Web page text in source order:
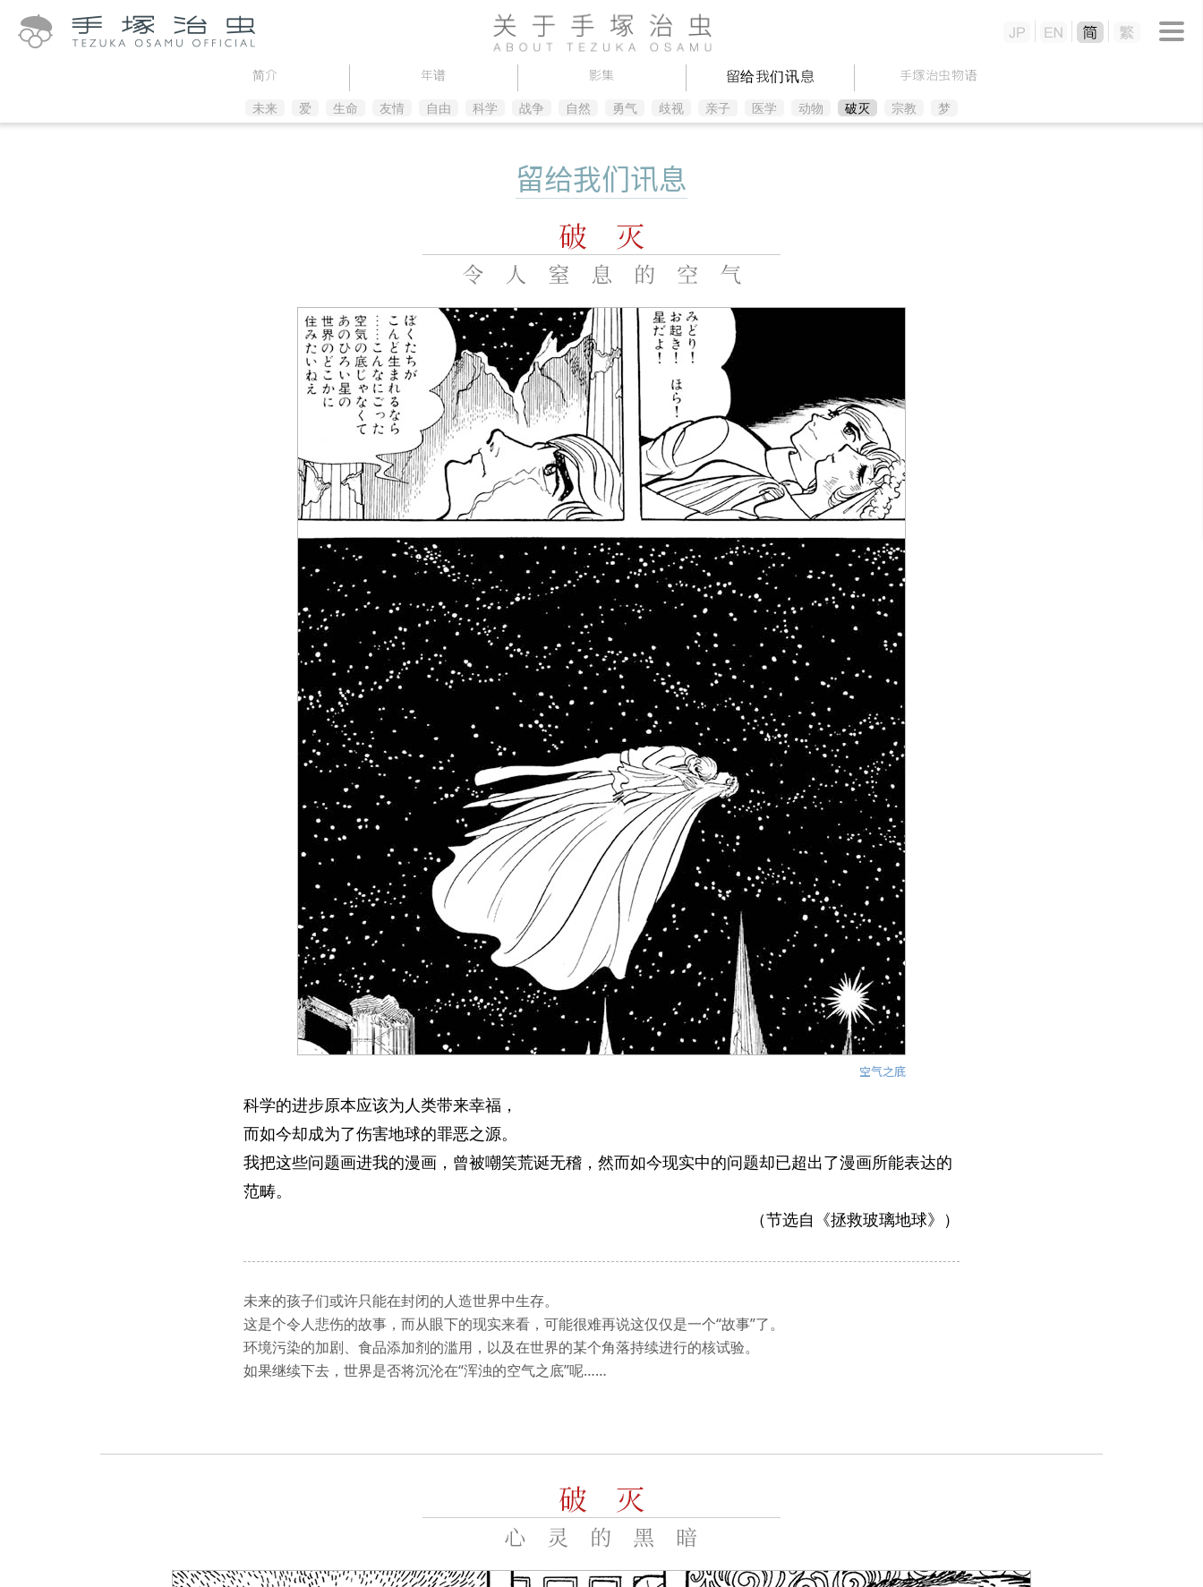
简介 年谱 影集 留给我们讯息 手塚治虫物语
未来 爱 生命 友情 自由 科学 战争 自然 勇气 歧视 亲子 医学 动物 破灭 宗教 梦
留给我们讯息
空气之底
科学的进步原本应该为人类带来幸福，
而如今却成为了伤害地球的罪恶之源。
我把这些问题画进我的漫画，曾被嘲笑荒诞无稽，然而如今现实中的问题却已超出了漫画所能表达的
范畴。
（节选自《拯救玻璃地球》）
未来的孩子们或许只能在封闭的人造世界中生存。
这是个令人悲伤的故事，而从眼下的现实来看，可能很难再说这仅仅是一个“故事”了。
环境污染的加剧、食品添加剂的滥用，以及在世界的某个角落持续进行的核试验。
如果继续下去，世界是否将沉沦在“浑浊的空气之底”呢……